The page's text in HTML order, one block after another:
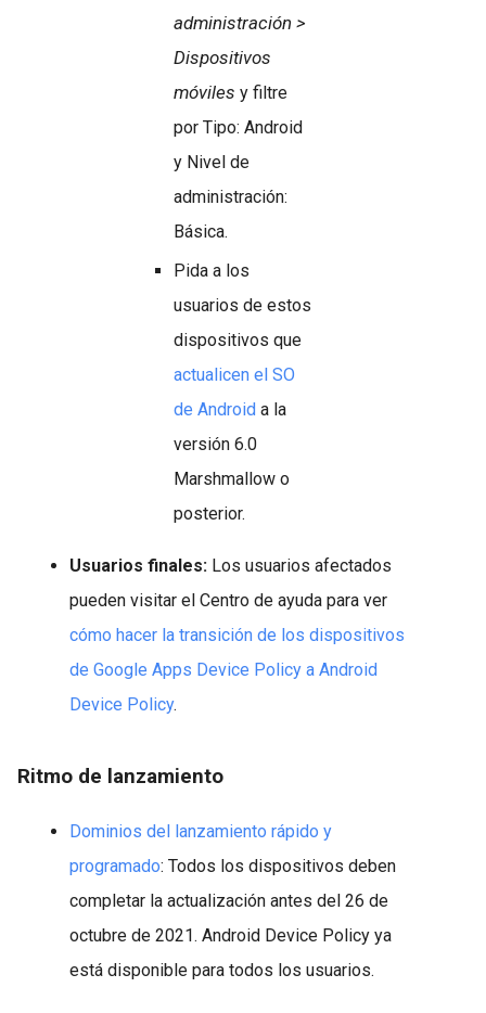
administración >
Dispositivos
móviles y filtre
por Tipo: Android
y Nivel de
administración:
Básica.
Pida a los
usuarios de estos
dispositivos que
actualicen el SO
de Android a la
versión 6.0
Marshmallow o
posterior.
Usuarios finales: Los usuarios afectados
pueden visitar el Centro de ayuda para ver
cómo hacer la transición de los dispositivos
de Google Apps Device Policy a Android
Device Policy.
Ritmo de lanzamiento
Dominios del lanzamiento rápido y
programado: Todos los dispositivos deben
completar la actualización antes del 26 de
octubre de 2021. Android Device Policy ya
está disponible para todos los usuarios.